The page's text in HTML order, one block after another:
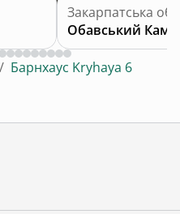
Закарпатська
Обавський
/ Барнхаус Kryhaya 6